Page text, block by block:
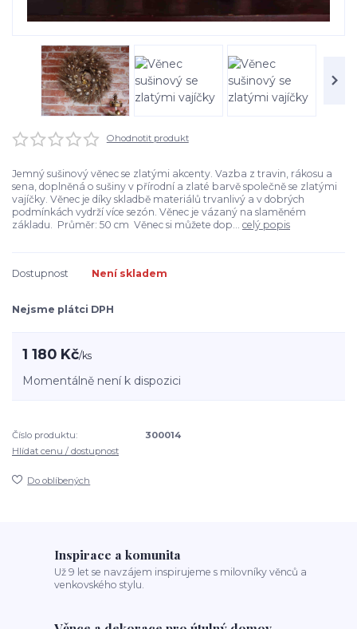
Ohodnotit produkt
Jemný sušinový věnec se zlatými akcenty. Vazba z travin, rákosu a
sena, doplněná o sušiny v přírodní a zlaté barvě společně se zlatými
vajíčky. Věnec je díky skladbě materiálů trvanlivý a v dobrých
podmínkách vydrží více sezón. Věnec je vázaný na slaměném
základu. Průměr: 50 cm Věnec si můžete dop... celý popis
Dostupnost Není skladem
Nejsme plátci DPH
1 180 Kč/ks
Momentálně není k dispozici
Číslo produktu:
300014
Hlídat cenu / dostupnost
Do oblíbených
Inspirace a komunita
Už 9 let se navzájem inspirujeme s milovníky věnců a
venkovského stylu.